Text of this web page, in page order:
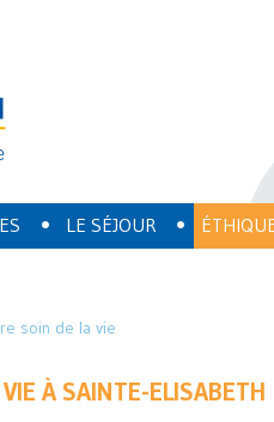
• LE SÉJOUR •
soin de la vie
À SAINTE-ELISABETH